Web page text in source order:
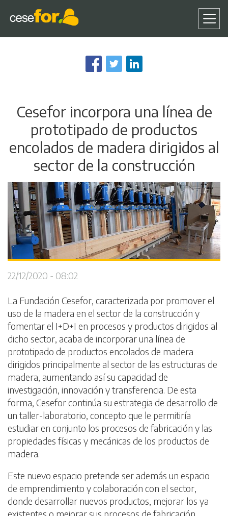
al
contenido
Cesefor incorpora una línea de
prototipado de productos
encolados de madera dirigidos al
sector de la construcción
22/12/2020 - 08:02
La Fundación Cesefor, caracterizada por promover el
uso de la madera en el sector de la construcción y
fomentar el I+D+I en procesos y productos dirigidos al
dicho sector, acaba de incorporar una línea de
prototipado de productos encolados de madera
dirigidos principalmente al sector de las estructuras de
madera, aumentando así su capacidad de
investigación, innovación y transferencia. De esta
forma, Cesefor continúa su estrategia de desarrollo de
un taller-laboratorio, concepto que le permitiría
estudiar en conjunto los procesos de fabricación y las
propiedades físicas y mecánicas de los productos de
madera.
Este nuevo espacio pretende ser además un espacio
de emprendimiento y colaboración con el sector,
donde desarrollar nuevos productos, mejorar los ya